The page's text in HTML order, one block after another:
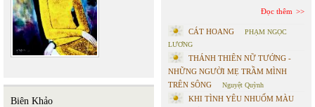
Biên Khảo
Đọc thêm
CÁT HOANG
PHẠM NGỌC
LƯƠNG
THÁNH THIÊN NỮ TƯỚNG -
NHỮNG NGƯỜI MẸ TRẦM MÌNH
TRÊN SÔNG
Nguyệt Quỳnh
KHI TÌNH YÊU NHUỐM MÀU